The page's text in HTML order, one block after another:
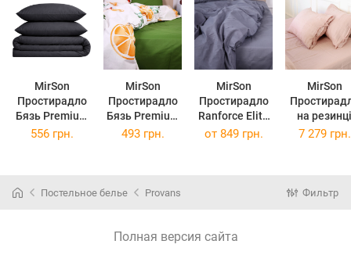
MirSon
Простирадло
Бязь Premium
16-5803
MirSon
Простирадло
Бязь Premium
17-0464 Lemon
MirSon
Простирадло
Ranforce Elite
16-5803
MirSon
на резинці
Льон
556 грн. 493 грн. от 849 грн. 7 279 грн.
Постельное белье Provans Фильтр
Полная версия сайта